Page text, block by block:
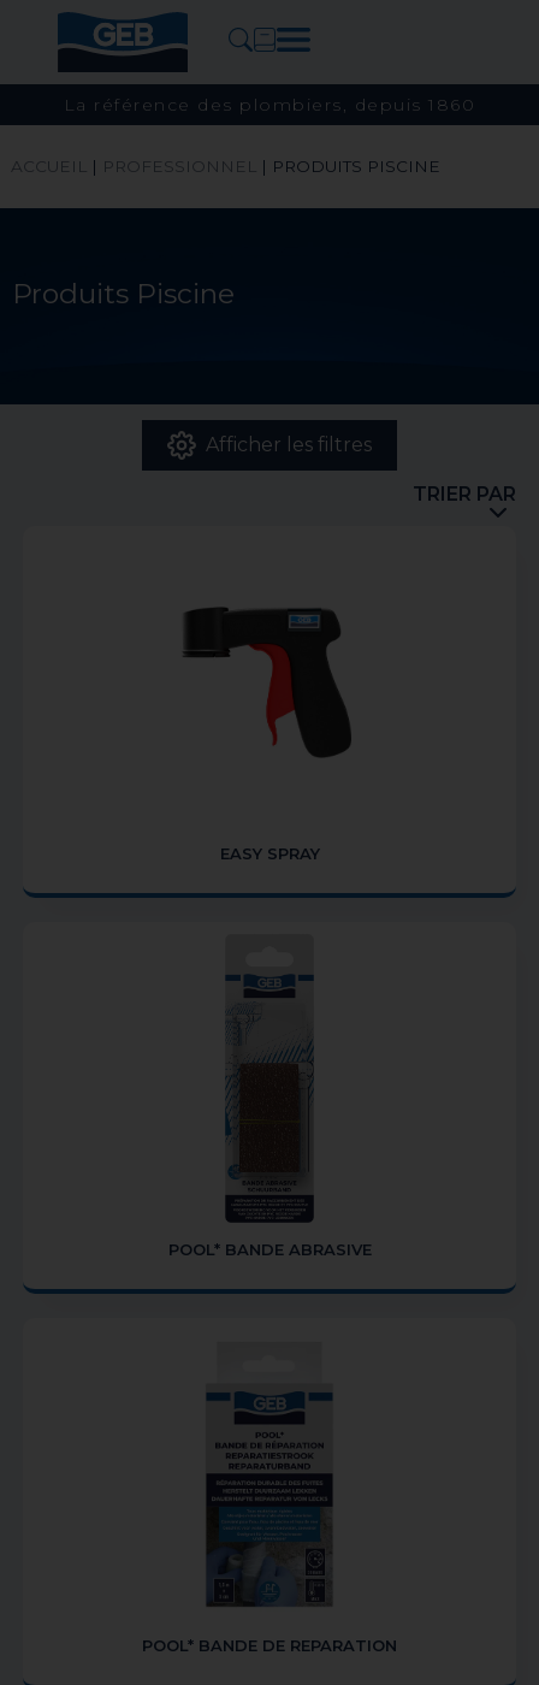
La référence des plombiers, depuis 1860
ACCUEIL | PROFESSIONNEL | PRODUITS PISCINE
Produits Piscine
Afficher les filtres
TRIER PAR
EASY SPRAY
POOL* BANDE ABRASIVE
POOL* BANDE DE REPARATION